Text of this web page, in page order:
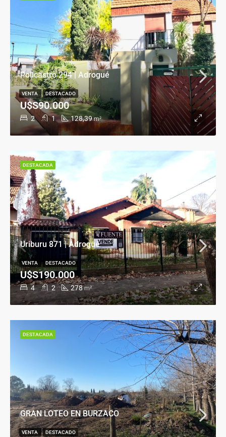
Policastro 294 | Adrogué
2 1 128,39 m²
U$S90.000
VENTA DESTACADO
Uriburu 871 | Adrogué
4 2 278 m²
U$S190.000
VENTA DESTACADO
DESTACADA
GRAN LOTEO EN BURZACO
VENTA DESTACADO
DESTACADA